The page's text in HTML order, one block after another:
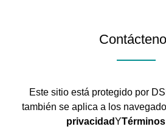
Este sitio está protegido por
también se aplica a los
privacidadY